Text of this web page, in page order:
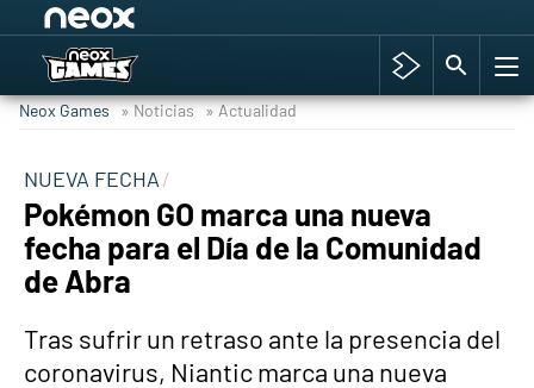
Hyrule Warriors: La Era del Cataclismo
Cyberpunk 2077
Hyrule Warriors
Neox Games » Noticias » Actualidad
NUEVA FECHA
Pokémon GO marca una nueva
fecha para el Día de la Comunidad
de Abra
Tras sufrir un retraso ante la presencia del
coronavirus, Niantic marca una nueva